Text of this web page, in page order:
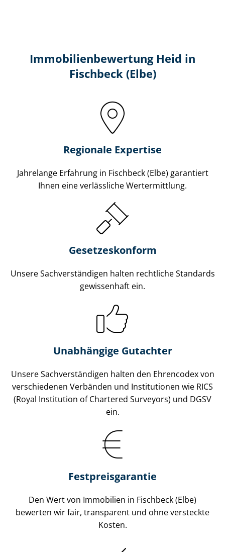
Immobilien­bewertung Heid in
Fischbeck (Elbe)
Regionale Expertise
Jahrelange Erfahrung in Fischbeck (Elbe) garantiert
Ihnen eine verlässliche Wertermittlung.
Gesetzes­konform
Unsere Sach­ver­stän­di­gen halten rechtliche Standards
gewissenhaft ein.
Unabhängige Gutachter
Unsere Sach­ver­stän­di­gen halten den Ehrencodex von
verschiedenen Verbänden und Institutionen wie RICS
(Royal Institution of Chartered Surveyors) und DGSV
ein.
Festpreis​garantie
Den Wert von Immobilien in Fischbeck (Elbe)
bewerten wir fair, transparent und ohne versteckte
Kosten.